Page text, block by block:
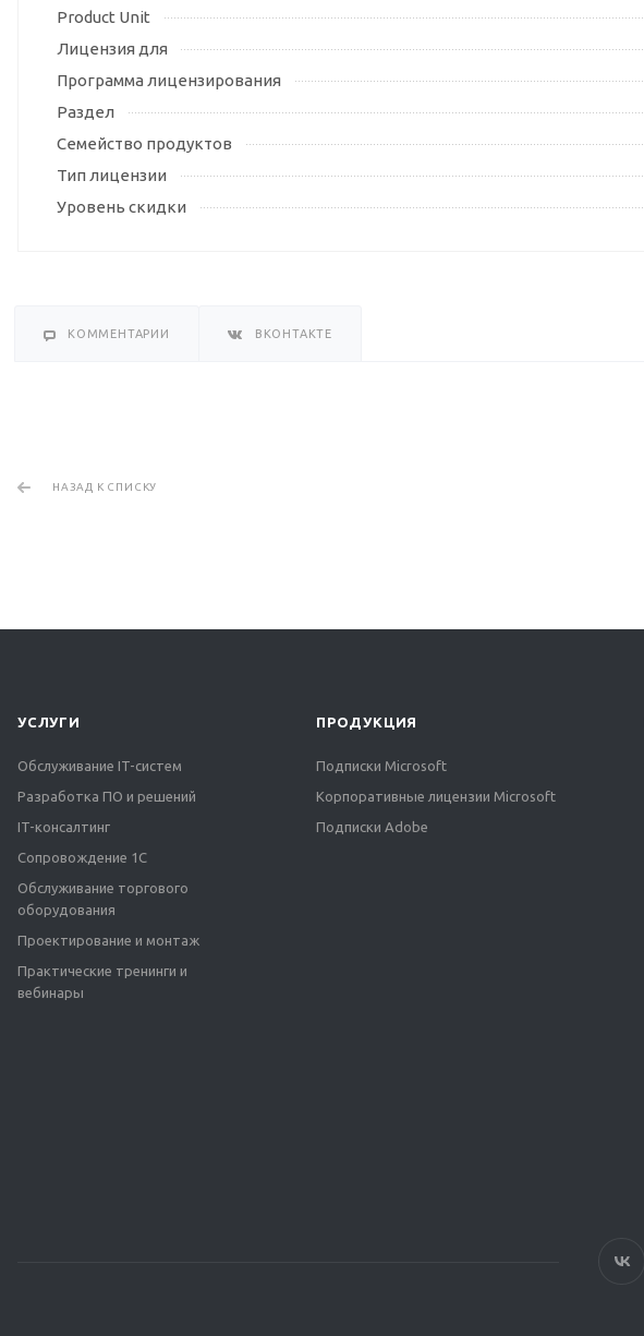
Product Unit
Лицензия для
Программа лицензирования
Раздел
Семейство продуктов
Тип лицензии
Уровень скидки
КОММЕНТАРИИ ВКОНТАКТЕ
НАЗАД К СПИСКУ
УСЛУГИ
Обслуживание IT-систем
Разработка ПО и решений
IT-консалтинг
Сопровождение 1С
Обслуживание торгового
оборудования
Проектирование и монтаж
Практические тренинги и
вебинары
ПРОДУКЦИЯ
Подписки Microsoft
Корпоративные лицензии Microsoft
Подписки Adobe